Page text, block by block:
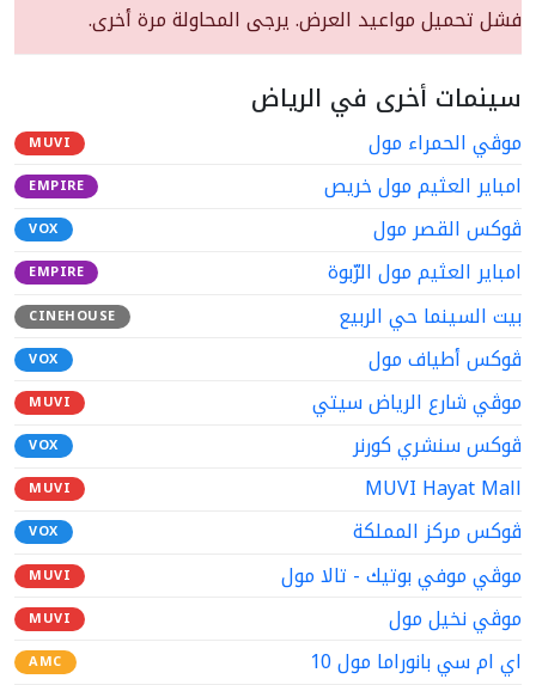
فشل تحميل مواعيد العرض. يرجى المحاولة مرة أخرى.
سينمات أخرى في الرياض
موڤي الحمراء مول MUVI
امباير العثيم مول خريص EMPIRE
ڤوكس القصر مول VOX
امباير العثيم مول الرّبوة EMPIRE
بيت السينما حي الربيع CINEHOUSE
ڤوكس أطياف مول VOX
موڤي شارع الرياض سيتي MUVI
ڤوكس سنشري كورنر VOX
MUVI Hayat Mall
MUVI
ڤوكس مركز المملكة VOX
موڤي موفي بوتيك - تالا مول MUVI
موڤي نخيل مول MUVI
اي ام سي بانوراما مول 10 AMC